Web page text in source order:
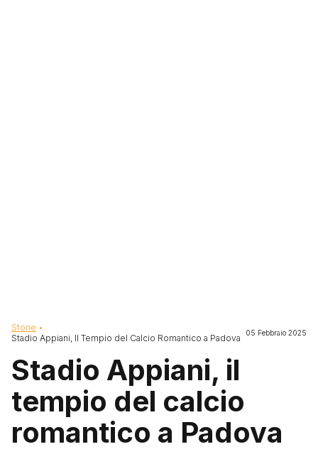
Briciole di pane
Storie
Stadio Appiani, Il Tempio del Calcio Romantico a Padova
05 Febbraio 2025
Stadio Appiani, il
tempio del calcio
romantico a Padova